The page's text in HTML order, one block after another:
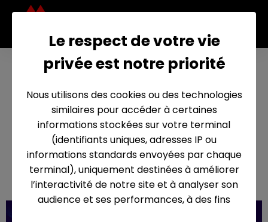
suspense
dans
"Constance
aux enfers"
août
2022
Le respect de votre vie
privée est notre priorité
Nous utilisons des cookies ou des technologies
similaires pour accéder à certaines
informations stockées sur votre terminal
(identifiants uniques, adresses IP ou
informations standards envoyées par chaque
terminal), uniquement destinées à améliorer
l’interactivité de notre site et à analyser son
audience et ses performances, à des fins